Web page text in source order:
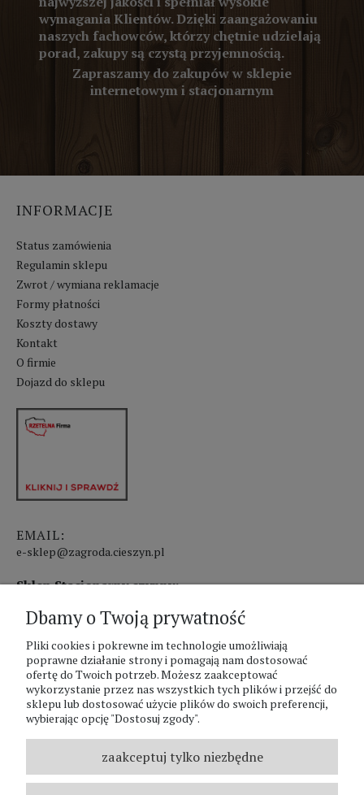
wymagania Klientów. Dzięki zaangażowaniu
naszych fachowców, którzy chętnie udzielają
porad, zakupy są czystą przyjemnością.
Zapraszamy do zakupów w sklepie
internetowym i stacjonarnym
INFORMACJE
Status zamówienia
Regulamin sklepu
Zwrot / wymiana reklamacje
Formy płatności
Koszty dostawy
Kontakt
O firmie
Dojazd do sklepu
EMAIL:
e-sklep@zagroda.cieszyn.pl
Sklep Stacjonarny czynny:
pon.-pt. 8:00 - 17:00
sobota 8:00 - 13:00
PHU Zagroda A.Szlaur
ZAGRODA Centrum Ogrodnicze
UL. Hallera 116A
REGON: 070797952
NIP: 5481587807
Dbamy o Twoją prywatność
Pliki cookies i pokrewne im technologie umożliwiają
poprawne działanie strony i pomagają nam dostosować
ofertę do Twoich potrzeb. Możesz zaakceptować
wykorzystanie przez nas wszystkich tych plików i przejść do
sklepu lub dostosować użycie plików do swoich preferencji,
wybierając opcję "Dostosuj zgody".
zaakceptuj tylko niezbędne